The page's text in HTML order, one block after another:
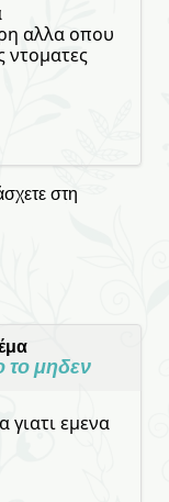
αλλα οπου
ντοματες
στη
το μηδεν
γιατι εμενα